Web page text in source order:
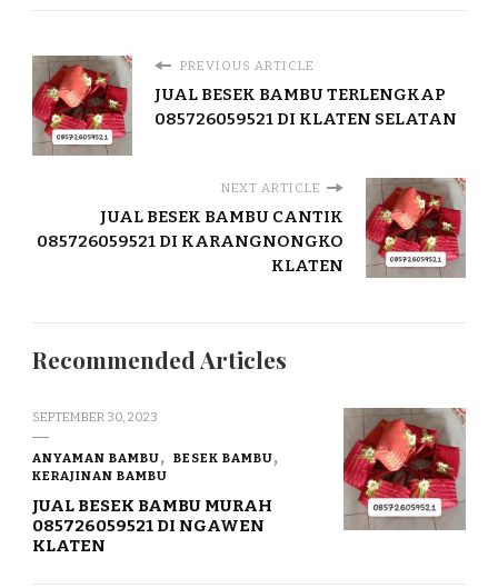
PREVIOUS ARTICLE
JUAL BESEK BAMBU TERLENGKAP
085726059521 DI KLATEN SELATAN
NEXT ARTICLE
JUAL BESEK BAMBU CANTIK
085726059521 DI KARANGNONGKO
KLATEN
Recommended Articles
SEPTEMBER 30, 2023
ANYAMAN BAMBU
BESEK BAMBU
KERAJINAN BAMBU
JUAL BESEK BAMBU MURAH
085726059521 DI NGAWEN
KLATEN